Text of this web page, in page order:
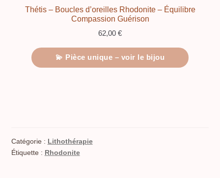
Thétis – Boucles d’oreilles Rhodonite – Équilibre
Compassion Guérison
62,00 €
💫 Pièce unique – voir le bijou
Catégorie : Lithothérapie
Étiquette : Rhodonite